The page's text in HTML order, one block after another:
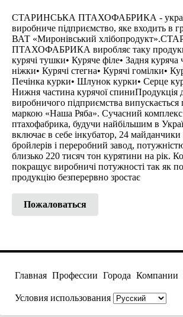
СТАРИНСЬКА ПТАХОФАБРИКА -
виробниче підприємство, яке входить в
ВАТ «Миронівський
ПТАХОФАБРИКА виробляє таку
курячі тушки• Куряче філе• Задня куряча
ніжки• Курячі стегна• Курячі гомілки•
Печінка курки• Шлунок курки• Серце
Нижня частина курячої спиниПродукція
виробничого підприємства випускається
маркою «Наша Ряба». Сучасний
птахофабрика, будучи найбільшим в
включає в себе інкубатор, 24
бройлерів і переробний завод,
близько 220 тисяч тон курятини на рік.
покращує виробничі потужності так як
продукцію безперервно зростає
Пожаловаться
Главная Профессии Города Компании
Условия использования